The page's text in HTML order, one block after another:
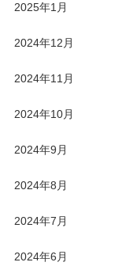
2025年1月
2024年12月
2024年11月
2024年10月
2024年9月
2024年8月
2024年7月
2024年6月